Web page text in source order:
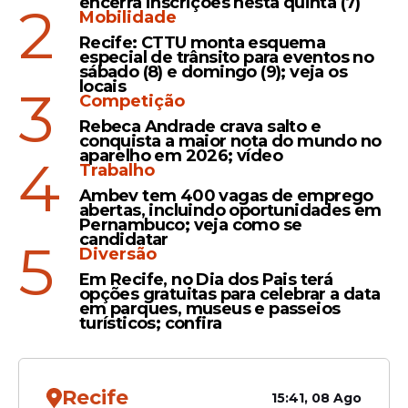
Moda Fenearte 2026
celebra a autoralidade com
desfiles de Melk Zda, MAPE
e Armura; veja
programação
Feira
Fenearte chega à 26ª
edição no Centro de
Convenções de
Pernambuco
2
Mobilidade
Recife: CTTU monta esquema
especial de trânsito para eventos no
sábado (8) e domingo (9); veja os
locais
3
Competição
Rebeca Andrade crava salto e
conquista a maior nota do mundo no
aparelho em 2026; vídeo
4
Trabalho
Ambev tem 400 vagas de emprego
abertas, incluindo oportunidades em
Pernambuco; veja como se
candidatar
5
Diversão
Em Recife, no Dia dos Pais terá
opções gratuitas para celebrar a data
em parques, museus e passeios
turísticos; confira
Recife 15:41, 08 Ago